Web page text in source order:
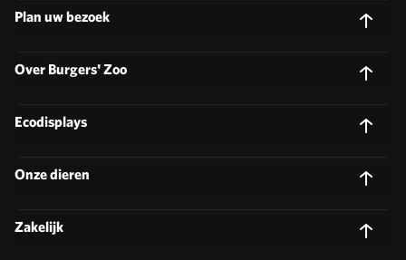
Plan uw bezoek
Over Burgers' Zoo
Ecodisplays
Onze dieren
Zakelijk